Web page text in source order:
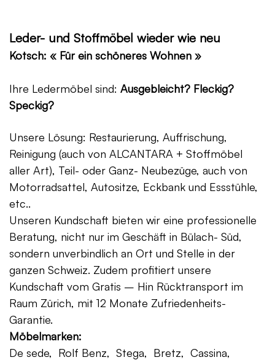
Leder- und Stoffmöbel wieder wie neu
Kotsch: « Für ein schöneres Wohnen »
Ihre Ledermöbel sind: Ausgebleicht? Fleckig?
Speckig?
Unsere Lösung: Restaurierung, Auffrischung,
Reinigung (auch von ALCANTARA + Stoffmöbel
aller Art), Teil- oder Ganz- Neubezüge, auch von
Motorradsattel, Autositze, Eckbank und Essstühle,
etc..
Unseren Kundschaft bieten wir eine professionelle
Beratung, nicht nur im Geschäft in Bülach- Süd,
sondern unverbindlich an Ort und Stelle in der
ganzen Schweiz. Zudem profitiert unsere
Kundschaft vom Gratis – Hin Rücktransport im
Raum Zürich, mit 12 Monate Zufriedenheits-
Garantie.
Möbelmarken:
De sede, Rolf Benz, Stega, Bretz, Cassina,